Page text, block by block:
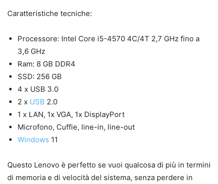
Caratteristiche tecniche:
Processore: Intel Core i5-4570 4C/4T 2,7 GHz fino a
3,6 GHz
Ram: 8 GB DDR4
SSD: 256 GB
4 x USB 3.0
2 x USB 2.0
1 x LAN, 1x VGA, 1x DisplayPort
Microfono, Cuffie, line-in, line-out
Windows 11
Questo Lenovo è perfetto se vuoi qualcosa di più in termini
di memoria e di velocità del sistema, senza perdere in